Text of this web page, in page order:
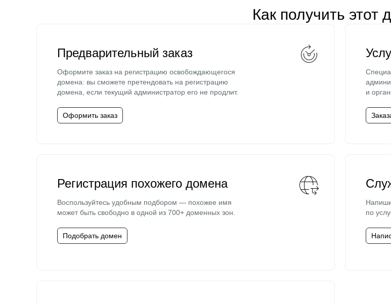
Как получить этот
Предварительный заказ
Оформите заказ на регистрацию освобождающегося
домена: вы сможете претендовать на регистрацию
домена, если текущий администратор его не продлит.
Оформить заказ
и
Регистрация похожего домена
Воспользуйтесь удобным подбором — похожее имя
может быть свободно в одной из 700+ доменных зон.
Подобрать домен
по